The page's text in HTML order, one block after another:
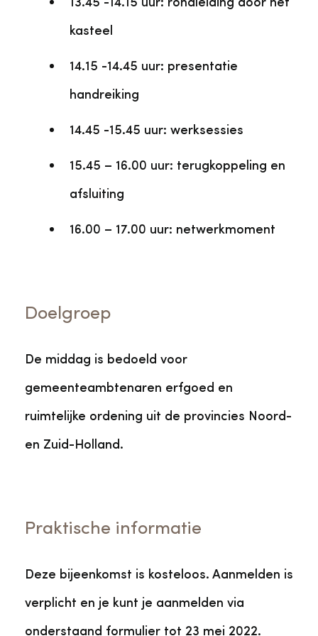
13.45 -14.15 uur: rondleiding door het
kasteel
14.15 -14.45 uur: presentatie
handreiking
14.45 -15.45 uur: werksessies
15.45 – 16.00 uur: terugkoppeling en
afsluiting
16.00 – 17.00 uur: netwerkmoment
Doelgroep
De middag is bedoeld voor
gemeenteambtenaren erfgoed en
ruimtelijke ordening uit de provincies Noord-
en Zuid-Holland.
Praktische informatie
Deze bijeenkomst is kosteloos. Aanmelden is
verplicht en je kunt je aanmelden via
onderstaand formulier tot 23 mei 2022.